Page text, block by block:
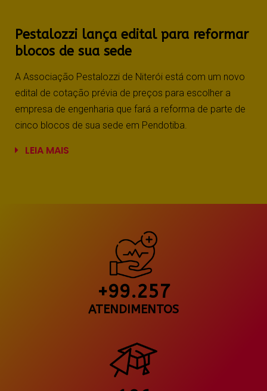
Pestalozzi lança edital para reformar
blocos de sua sede
A Associação Pestalozzi de Niterói está com um novo
edital de cotação prévia de preços para escolher a
empresa de engenharia que fará a reforma de parte de
cinco blocos de sua sede em Pendotiba.
LEIA MAIS
+99.257
ATENDIMENTOS